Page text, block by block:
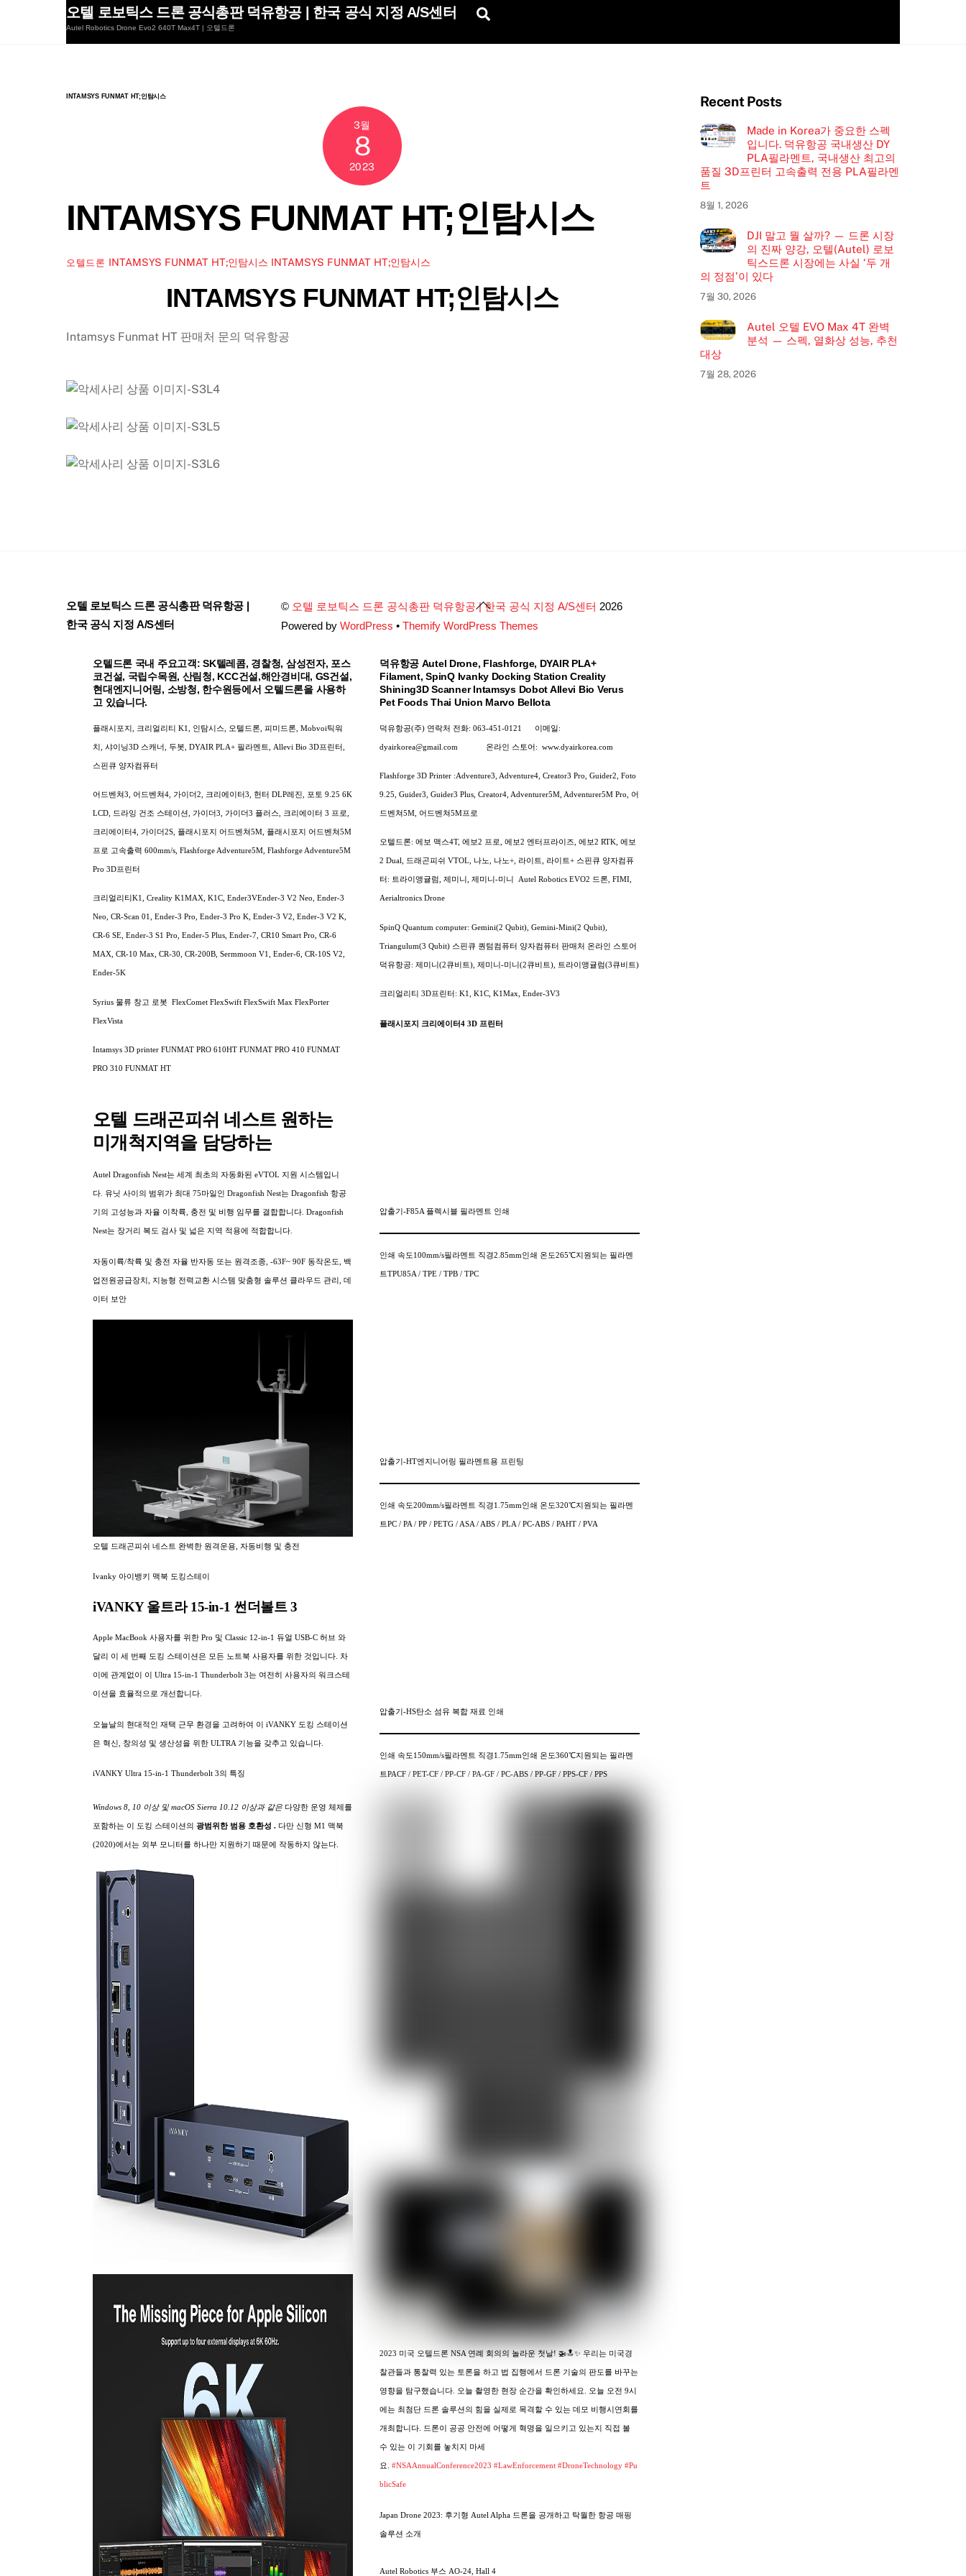
오텔 로보틱스 드론 공식총판 덕유항공 | 한국 공식 지정 A/S센터
Autel Robotics Drone Evo2 640T Max4T | 오텔드론
INTAMSYS FUNMAT HT;인탐시스
3월
8
2023
INTAMSYS FUNMAT HT;인탐시스
오텔드론 INTAMSYS FUNMAT HT;인탐시스 INTAMSYS FUNMAT HT;인탐시스
INTAMSYS FUNMAT HT;인탐시스
Intamsys Funmat HT 판매처 문의 덕유항공
Recent Posts
Made in Korea가 중요한 스펙
입니다. 덕유항공 국내생산 DY
PLA필라멘트, 국내생산 최고의
품질 3D프린터 고속출력 전용 PLA필라멘
트
8월 1, 2026
DJI 말고 뭘 살까? — 드론 시장
의 진짜 양강, 오텔(Autel) 로보
틱스드론 시장에는 사실 ‘두 개
의 정점’이 있다
7월 30, 2026
Autel 오텔 EVO Max 4T 완벽
분석 — 스펙, 열화상 성능, 추천
대상
7월 28, 2026
Back
오텔 로보틱스 드론 공식총판 덕유항공 |
한국 공식 지정 A/S센터
© 오텔 로보틱스 드론 공식총판 덕유항공 | 한국 공식 지정 A/S센터 2026
Powered byWordPress •Themify WordPress Themes
오텔드론 국내 주요고객: SK텔레콤, 경찰청, 삼성전자, 포스
코건설, 국립수목원, 산림청, KCC건설,해안경비대, GS건설,
현대엔지니어링, 소방청, 한수원등에서 오텔드론을 사용하
고 있습니다.
플래시포지, 크리얼리티 K1, 인탐시스, 오텔드론, 피미드론, Mobvoi틱워
치, 샤이닝3D 스캐너, 두봇, DYAIR PLA+ 필라멘트, Allevi Bio 3D프린터,
스핀큐 양자컴퓨터
어드벤쳐3, 어드벤쳐4, 가이더2, 크리에이터3, 헌터 DLP레진, 포토 9.25 6K
LCD, 드라잉 건조 스테이션, 가이더3, 가이더3 플러스, 크리에이터 3 프로,
크리에이터4, 가이더2S, 플래시포지 어드벤쳐5M, 플래시포지 어드벤쳐5M
프로 고속출력 600mm/s, Flashforge Adventure5M, Flashforge Adventure5M
Pro 3D프린터
크리얼리티K1, Creality K1MAX, K1C, Ender3VEnder-3 V2 Neo, Ender-3
Neo, CR-Scan 01, Ender-3 Pro, Ender-3 Pro K, Ender-3 V2, Ender-3 V2 K,
CR-6 SE, Ender-3 S1 Pro, Ender-5 Plus, Ender-7, CR10 Smart Pro, CR-6
MAX, CR-10 Max, CR-30, CR-200B, Sermmoon V1, Ender-6, CR-10S V2,
Ender-5K
Syrius 물류 창고 로봇 FlexComet FlexSwift FlexSwift Max FlexPorter
FlexVista
Intamsys 3D printer FUNMAT PRO 610HT FUNMAT PRO 410 FUNMAT
PRO 310 FUNMAT HT
오텔 드래곤피쉬 네스트 원하는
미개척지역을 담당하는
Autel Dragonfish Nest는 세계 최초의 자동화된 eVTOL 지원 시스템입니
다. 유닛 사이의 범위가 최대 75마일인 Dragonfish Nest는 Dragonfish 항공
기의 고성능과 자율 이착륙, 충전 및 비행 임무를 결합합니다. Dragonfish
Nest는 장거리 복도 검사 및 넓은 지역 적용에 적합합니다.
자동이륙/착륙 및 충전 자율 반자동 또는 원격조종, -63F~ 90F 동작온도, 백
업전원공급장치, 지능형 전력교환 시스템 맞춤형 솔루션 클라우드 관리, 데
이터 보안
오텔 드래곤피쉬 네스트 완벽한 원격운용, 자동비행 및 충전
Ivanky 아이뱅키 맥북 도킹스테이
iVANKY 울트라 15-in-1 썬더볼트 3
Apple MacBook 사용자를 위한 Pro 및 Classic 12-in-1 듀얼 USB-C 허브 와
달리 이 세 번째 도킹 스테이션은 모든 노트북 사용자를 위한 것입니다. 차
이에 관계없이 이 Ultra 15-in-1 Thunderbolt 3는 여전히 사용자의 워크스테
이션을 효율적으로 개선합니다.
오늘날의 현대적인 재택 근무 환경을 고려하여 이 iVANKY 도킹 스테이션
은 혁신, 창의성 및 생산성을 위한 ULTRA 기능을 갖추고 있습니다.
iVANKY Ultra 15-in-1 Thunderbolt 3의 특징
Windows 8, 10 이상 및 macOS Sierra 10.12 이상과 같은 다양한 운영 체제를
포함하는 이 도킹 스테이션의광범위한 범용 호환성 . 다만 신형 M1 맥북
(2020)에서는 외부 모니터를 하나만 지원하기 때문에 작동하지 않는다.
덕유항공 Autel Drone, Flashforge, DYAIR PLA+
Filament, SpinQ Ivanky Docking Station Creality
Shining3D Scanner Intamsys Dobot Allevi Bio Verus
Pet Foods Thai Union Marvo Bellota
덕유항공(주) 연락처 전화: 063-451-0121 이메일:
dyairkorea@gmail.com온라인 스토어: www.dyairkorea.com
Flashforge 3D Printer :Adventure3, Adventure4, Creator3 Pro, Guider2, Foto
9.25, Guider3, Guider3 Plus, Creator4, Adventurer5M, Adventurer5M Pro, 어
드벤쳐5M, 어드벤쳐5M프로
오텔드론: 에보 맥스4T, 에보2 프로, 에보2 엔터프라이즈, 에보2 RTK, 에보
2 Dual, 드래곤피쉬 VTOL, 나노, 나노+, 라이트, 라이트+ 스핀큐 양자컴퓨
터: 트라이앵귤럼, 제미니, 제미니-미니 Autel Robotics EVO2 드론, FIMI,
Aerialtronics Drone
SpinQ Quantum computer: Gemini(2 Qubit), Gemini-Mini(2 Qubit),
Triangulum(3 Qubit) 스핀큐 퀀텀컴퓨터 양자컴퓨터 판매처 온라인 스토어
덕유항공: 제미니(2큐비트), 제미니-미니(2큐비트), 트라이앵귤럼(3큐비트)
크리얼리티 3D프린터: K1, K1C, K1Max, Ender-3V3
플래시포지 크리에이터4 3D 프린터
압출기-F85A 플렉시블 필라멘트 인쇄
인쇄 속도100mm/s필라멘트 직경2.85mm인쇄 온도265℃지원되는 필라멘
트TPU85A / TPE / TPB / TPC
압출기-HT엔지니어링 필라멘트용 프린팅
인쇄 속도200mm/s필라멘트 직경1.75mm인쇄 온도320℃지원되는 필라멘
트PC / PA / PP / PETG / ASA / ABS / PLA / PC-ABS / PAHT / PVA
압출기-HS탄소 섬유 복합 재료 인쇄
인쇄 속도150mm/s필라멘트 직경1.75mm인쇄 온도360℃지원되는 필라멘
트PACF / PET-CF / PP-CF / PA-GF / PC-ABS / PP-GF / PPS-CF / PPS
2023 미국 오텔드론 NSA 연례 회의의 놀라운 첫날! 🚁🔝✨ 우리는 미국경
찰관들과 통찰력 있는 토론을 하고 법 집행에서 드론 기술의 판도를 바꾸는
영향을 탐구했습니다. 오늘 촬영한 현장 순간을 확인하세요. 오늘 오전 9시
에는 최첨단 드론 솔루션의 힘을 실제로 목격할 수 있는 데모 비행시연회를
개최합니다. 드론이 공공 안전에 어떻게 혁명을 일으키고 있는지 직접 볼
수 있는 이 기회를 놓치지 마세
요.#NSAAnnualConference2023 #LawEnforcement #DroneTechnology #Pu
blicSafe
Japan Drone 2023: 후기형 Autel Alpha 드론을 공개하고 탁월한 항공 매핑
솔루션 소개
Autel Robotics 부스 AO-24, Hall 4